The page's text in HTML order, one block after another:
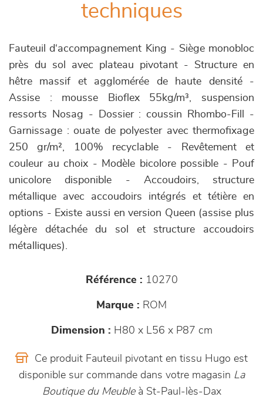
techniques
Fauteuil d‘accompagnement King - Siège monobloc
près du sol avec plateau pivotant - Structure en
hêtre massif et agglomérée de haute densité -
Assise : mousse Bioflex 55kg/m³, suspension
ressorts Nosag - Dossier : coussin Rhombo-Fill -
Garnissage : ouate de polyester avec thermofixage
250 gr/m², 100% recyclable - Revêtement et
couleur au choix - Modèle bicolore possible - Pouf
unicolore disponible - Accoudoirs, structure
métallique avec accoudoirs intégrés et tétière en
options - Existe aussi en version Queen (assise plus
légère détachée du sol et structure accoudoirs
métalliques).
Référence : 10270
Marque : ROM
Dimension : H80 x L56 x P87 cm
Ce produit Fauteuil pivotant en tissu Hugo est
disponible sur commande dans votre magasin La
Boutique du Meubleà St-Paul-lès-Dax